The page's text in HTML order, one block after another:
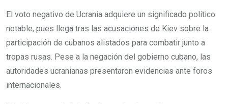
El voto negativo de Ucrania adquiere un significado político
notable, pues llega tras las acusaciones de Kiev sobre la
participación de cubanos alistados para combatir junto a
tropas rusas. Pese a la negación del gobierno cubano, las
autoridades ucranianas presentaron evidencias ante foros
internacionales.